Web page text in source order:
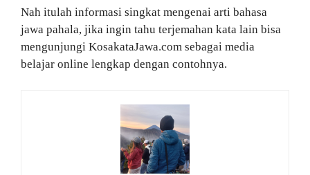
Nah itulah informasi singkat mengenai arti bahasa
jawa pahala, jika ingin tahu terjemahan kata lain bisa
mengunjungi KosakataJawa.com sebagai media
belajar online lengkap dengan contohnya.